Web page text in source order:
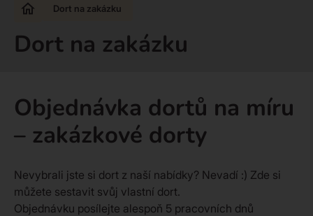
dorty
poctivá
Dort na zakázku
Dort na zakázku
Objednávka dortů na míru
– zakázkové dorty
Nevybrali jste si dort z naší nabídky? Nevadí :) Zde si
můžete sestavit svůj vlastní dort.
Objednávku posílejte alespoň 5 pracovních dnů